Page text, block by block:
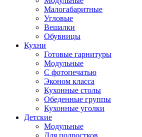
Малогабаритные
Угловые
Вешалки
Обувницы
Кухни
Готовые гарнитуры
Модульные
С фотопечатью
Эконом класса
Кухонные столы
Обеденные группы
Кухонные уголки
Детские
Модульные
Для подростков